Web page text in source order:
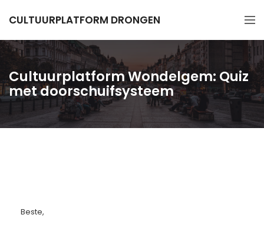
CULTUURPLATFORM DRONGEN
Cultuurplatform Wondelgem: Quiz
met doorschuifsysteem
Beste,